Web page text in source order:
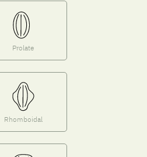
Prolate
Rhomboidal